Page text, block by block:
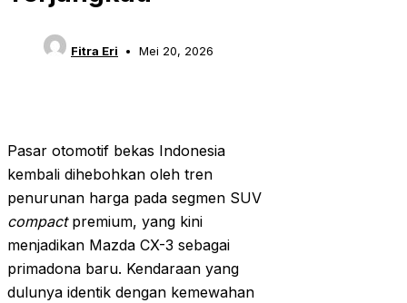
Fitra Eri Mei 20, 2026
Pasar otomotif bekas Indonesia
kembali dihebohkan oleh tren
penurunan harga pada segmen SUV
compactpremium, yang kini
menjadikan Mazda CX-3 sebagai
primadona baru. Kendaraan yang
dulunya identik dengan kemewahan